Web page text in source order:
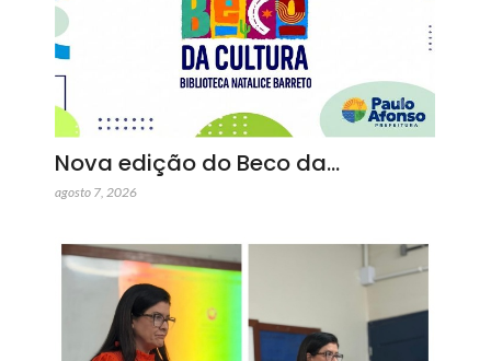
Nova edição do Beco da…
agosto 7, 2026